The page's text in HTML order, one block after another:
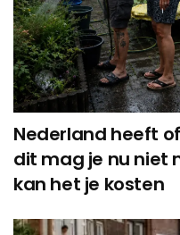
Nederland heeft
dit mag je nu niet
kan het je kosten